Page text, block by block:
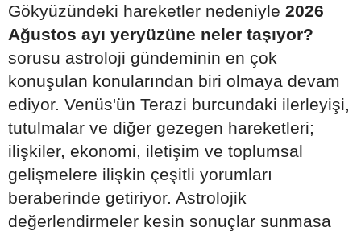
Gökyüzündeki hareketler nedeniyle 2026
Ağustos ayı yeryüzüne neler taşıyor?
sorusu astroloji gündeminin en çok
konuşulan konularından biri olmaya devam
ediyor. Venüs'ün Terazi burcundaki ilerleyişi,
tutulmalar ve diğer gezegen hareketleri;
ilişkiler, ekonomi, iletişim ve toplumsal
gelişmelere ilişkin çeşitli yorumları
beraberinde getiriyor. Astrolojik
değerlendirmeler kesin sonuçlar sunmasa